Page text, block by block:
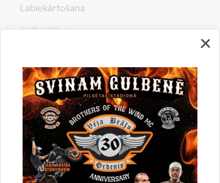
Labiekārtošana
Skatīt vairāk
Veselība
Skatīt vairāk
Vide
Skatīt vairāk